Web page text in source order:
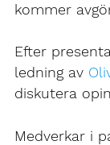
kommer
Efter
ledning av
diskutera
Medverkar i